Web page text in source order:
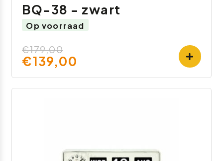
BQ-38 - zwart
Op voorraad
€179,00
€139,00